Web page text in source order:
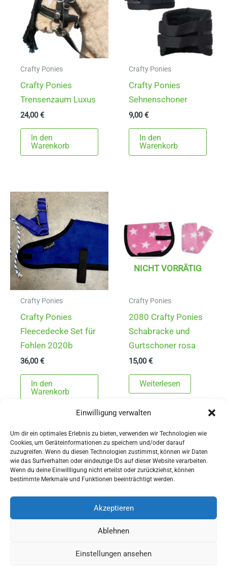
Einwilligung verwalten
Um dir ein optimales Erlebnis zu bieten, verwenden wir Technologien wie
Cookies, um Geräteinformationen zu speichern und/oder darauf
zuzugreifen. Wenn du diesen Technologien zustimmst, können wir Daten
wie das Surfverhalten oder eindeutige IDs auf dieser Website verarbeiten.
Wenn du deine Einwillligung nicht erteilst oder zurückziehst, können
bestimmte Merkmale und Funktionen beeinträchtigt werden.
Akzeptieren
Ablehnen
Einstellungen ansehen
Crafty Ponies
Crafty Ponies
Trensenzaum Luxus
24,00€
In den
Warenkorb
Crafty Ponies
Crafty Ponies
Sehnenschoner
9,00€
In den
Warenkorb
Crafty Ponies
Crafty Ponies
Fleecedecke Set für
Fohlen 2020b
36,00€
In den
Warenkorb
NICHT VORRÄTIG
Crafty Ponies
2080 Crafty Ponies
Schabracke und
Gurtschoner rosa
15,00€
Weiterlesen
AGBs
Widerrufsbelehrung
Copyright © 2026 - Sattlerei Meinecke